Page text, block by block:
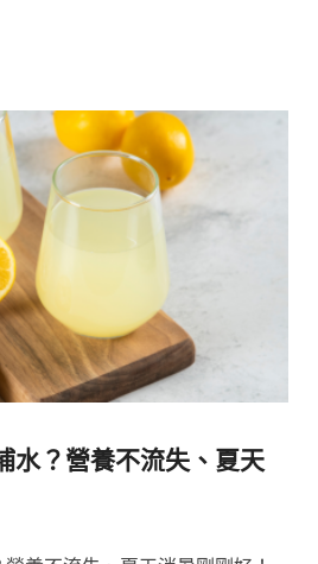
水？營養不流失、夏天